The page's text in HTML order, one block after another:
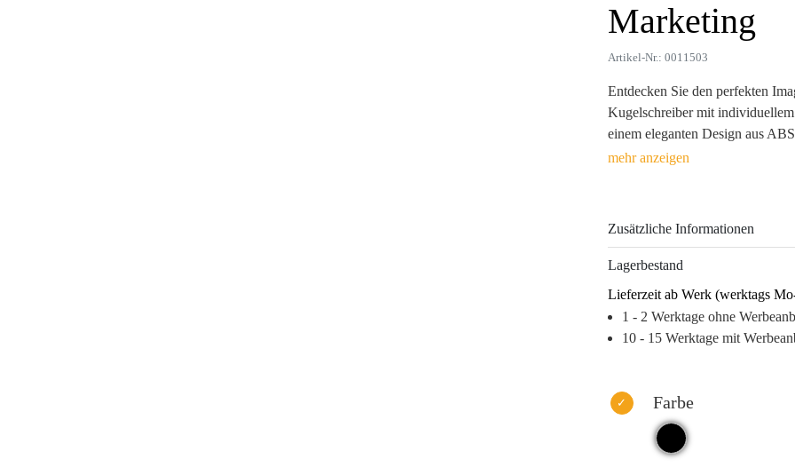
Marketing
Artikel-Nr.: 0011503
Entdecken Sie den perfekten
Kugelschreiber mit
einem eleganten Design aus
Funktionalität, sondern auch Stil
Jeder Kugelschreiber unterstützt
praktische Verwendung macht
ist, sondern auch täglich zur
Warum diesen Kugelschreiber
– Praktisch und alltagsnah – ein
– Höchster Erinnerungswert für
Zusätzliche Informationen
Lagerbestand
Lieferzeit ab Werk (werktags
1 - 2 Werktage ohne
10 - 15 Werktage mit
Farbe